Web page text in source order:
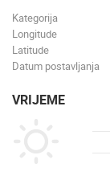
Kategorija
Longitude
Latitude
Datum postavljanja
VRIJEME